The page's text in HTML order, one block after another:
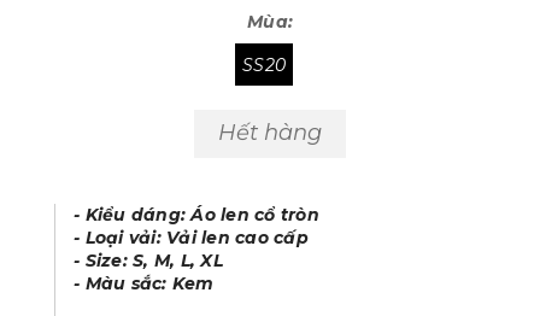
Mùa:
SS20
Hết hàng
- Kiểu dáng: Áo len cổ tròn
- Loại vải: Vải len cao cấp
- Size: S, M, L, XL
- Màu sắc: Kem